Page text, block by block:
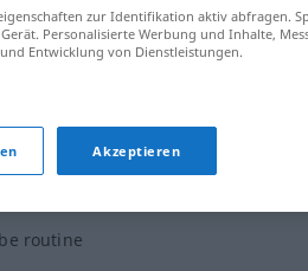
usual method
routine
zur Identifikation aktiv abfragen.
Personalisierte Werbung und Inhalte,
Entwicklung von Dienstleistungen.
Akzeptieren